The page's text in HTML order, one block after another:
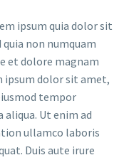
ipsum quia dolor sit
non numquam
et dolore magnam
ipsum dolor sit amet,
tempor
Ut enim ad
ullamco laboris
Duis aute irure